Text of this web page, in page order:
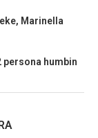
Marinella
persona humbin